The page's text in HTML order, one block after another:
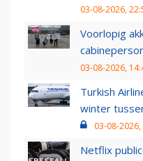
03-08-2026,
Voorlopig
03-08-2026,
Turkish
winter
03-08-2026,
Netflix